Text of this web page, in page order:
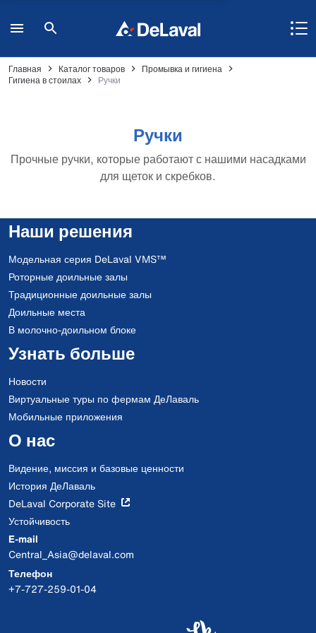
Главная Каталог товаров
Промывка и гигиена
Гигиена в стоилах
Ручки
Ручки
Прочные ручки, которые работают с нашими насадками
для щеток и скребков.
Наши решения
Модельная серия DeLaval VMS™
Роторные доильные залы
Традиционные доильные залы
Доильные места
В молочно-доильном блоке
Узнать больше
Новости
Виртуальные туры по фермам ДеЛаваль
Мобильные приложения
О нас
Видение, миссия и базовые ценности
История ДеЛаваль
DeLaval Corporate Site
Устойчивость
E-mail
Central_Asia@delaval.com
Телефон
+7-727-259-01-04